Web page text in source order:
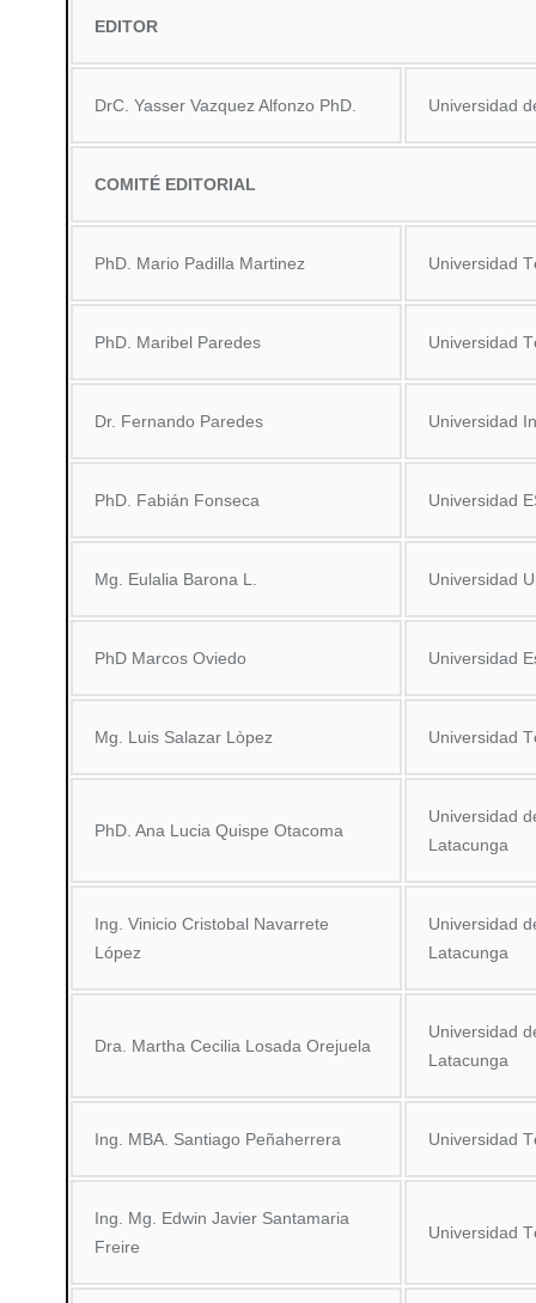
EDITOR
DrC. Yasser Vazquez Alfonzo PhD. Universidad
COMITÉ EDITORIAL
PhD. Mario Padilla Martinez Universidad
PhD. Maribel Paredes Universidad
Dr. Fernando Paredes Universidad
PhD. Fabián Fonseca Universidad
Mg. Eulalia Barona L. Universidad
PhD Marcos Oviedo Universidad
Mg. Luis Salazar Lòpez Universidad
PhD. Ana Lucia Quispe Otacoma
Universidad
Latacunga
Ing. Vinicio Cristobal Navarrete
López
Universidad
Latacunga
Dra. Martha Cecilia Losada Orejuela
Universidad
Latacunga
Ing. MBA. Santiago Peñaherrera Universidad
Ing. Mg. Edwin Javier Santamaria
Freire
Universidad